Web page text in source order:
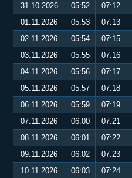
31.10.2026
05:52 07:12
01.11.2026
05:53 07:13
02.11.2026
05:54 07:15
03.11.2026
05:55 07:16
04.11.2026
05:56 07:17
05.11.2026
05:57 07:18
06.11.2026
05:59 07:19
07.11.2026
06:00 07:21
08.11.2026
06:01 07:22
09.11.2026
06:02 07:23
10.11.2026
06:03 07:24